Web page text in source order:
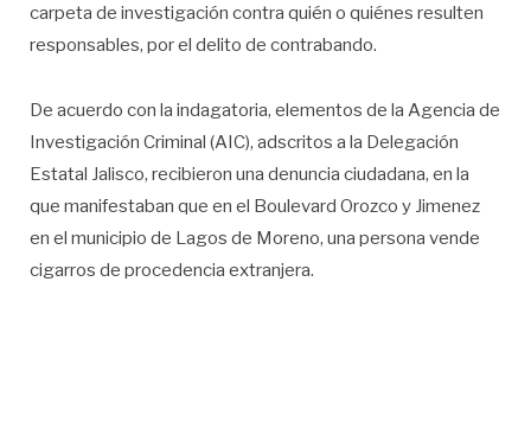
carpeta de investigación contra quién o quiénes resulten
responsables, por el delito de contrabando.
De acuerdo con la indagatoria, elementos de la Agencia de
Investigación Criminal (AIC), adscritos a la Delegación
Estatal Jalisco, recibieron una denuncia ciudadana, en la
que manifestaban que en el Boulevard Orozco y Jimenez
en el municipio de Lagos de Moreno, una persona vende
cigarros de procedencia extranjera.